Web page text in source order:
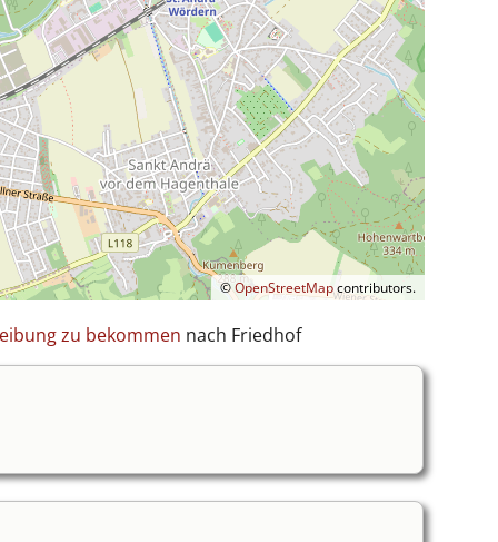
©OpenStreetMapcontributors.
zu bekommen nach Friedhof